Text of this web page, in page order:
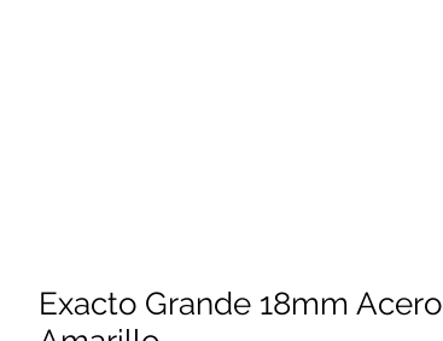
Exacto Grande 18mm Acero